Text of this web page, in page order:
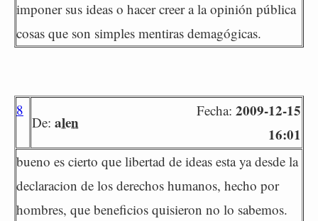
imponer sus ideas o hacer creer a la opinión pública
cosas que son simples mentiras demagógicas.
8
De: alen
Fecha: 2009-12-15
16:01
bueno es cierto que libertad de ideas esta ya desde la
declaracion de los derechos humanos, hecho por
hombres, que beneficios quisieron no lo sabemos.